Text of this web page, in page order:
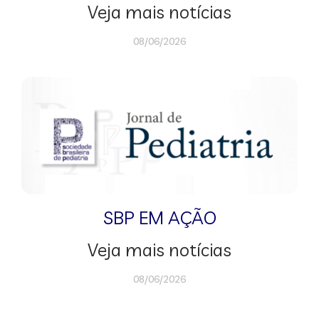
Veja mais notícias
08/06/2026
SBP EM AÇÃO
Veja mais notícias
08/06/2026